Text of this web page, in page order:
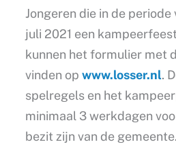
Jongeren die in de
juli 2021 een
kunnen het formulier met
vinden op www.losser.nl.
spelregels en het
minimaal 3 werkdagen
bezit zijn van de gemeente.